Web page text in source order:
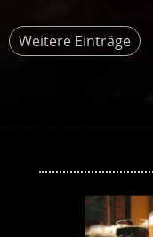
Weitere Einträge